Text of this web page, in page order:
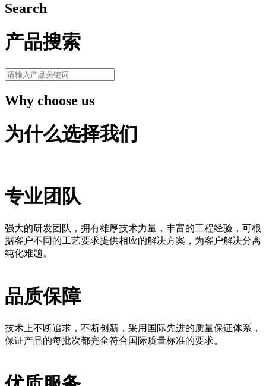
Search
产品搜索
Why choose us
为什么选择我们
专业团队
强大的研发团队，拥有雄厚技术力量，丰富的工程经验，可根
据客户不同的工艺要求提供相应的解决方案，为客户解决分离
纯化难题。
品质保障
技术上不断追求，不断创新，采用国际先进的质量保证体系，
保证产品的每批次都完全符合国际质量标准的要求。